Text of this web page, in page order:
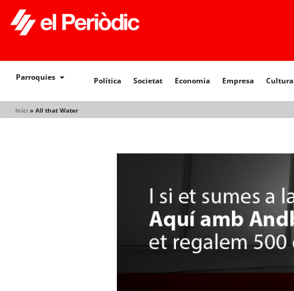
Parroquies Política Societat Economia Empresa Cultura
Inici » All that Water
Política Societat